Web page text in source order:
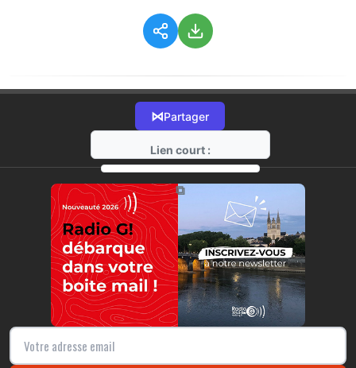
⋈Partager
Lien court :
https://radio-g.fr?6501
⧉